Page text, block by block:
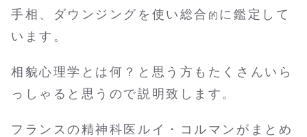
手相、ダウンジングを使い総合 的 に鑑定して
います。
相貌心理学とは何？と思う方もたくさんいら
っしゃると思うので説明致します。
フランスの精神科医ルイ・コルマンがまとめ